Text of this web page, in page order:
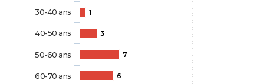
1
3
7
6
30-40 ans
40-50 ans
50-60 ans
60-70 ans